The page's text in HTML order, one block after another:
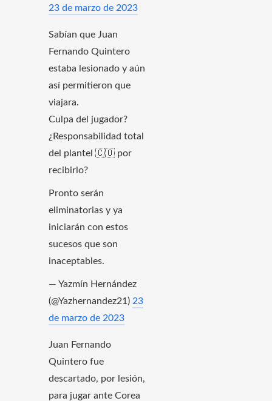
23 de marzo de 2023
Sabían que Juan
Fernando Quintero
estaba lesionado y aún
así permitieron que
viajara.
Culpa del jugador?
¿Responsabilidad total
del plantel 🇨🇴 por
recibirlo?
Pronto serán
eliminatorias y ya
iniciarán con estos
sucesos que son
inaceptables.
— Yazmín Hernández
(@Yazhernandez21) 23
de marzo de 2023
Juan Fernando
Quintero fue
descartado, por lesión,
para jugar ante Corea